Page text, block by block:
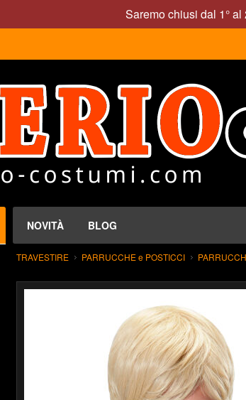
Saremo chiusi dal 1°
NOVITÀ BLOG
TRAVESTIRE PARRUCCHE e POSTICCI